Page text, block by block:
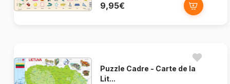
9,95€
Puzzle Cadre - Carte de la
Lit...